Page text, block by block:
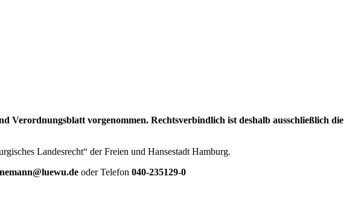
Verordnungsblatt vorgenommen. Rechtsverbindlich ist deshalb ausschließlich die
Landesrecht“ der Freien und Hansestadt Hamburg.
oder Telefon 040-235129-0